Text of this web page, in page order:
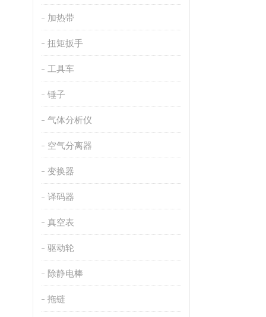
加热带
扭矩扳手
工具车
锤子
气体分析仪
空气分离器
变换器
译码器
真空表
驱动轮
除静电棒
拖链